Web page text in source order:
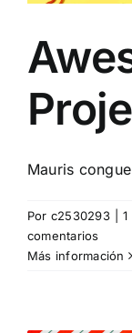
Pepelería
Tecnología
Otros
Mauris
Por c2530293
comentarios
Más información